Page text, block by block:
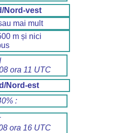
Nord-vest
mai mult
m și nici
ora 11 UTC
Nord-est
:
ora 16 UTC